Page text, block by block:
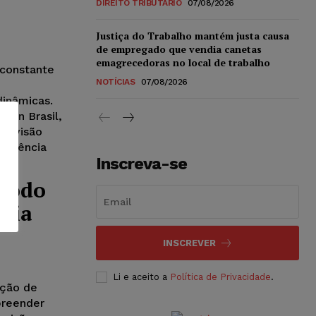
Brasil,
divisão
de
DIREITO TRIBUTÁRIO 07/08/2026
Justiça do Trabalho mantém justa causa
de empregado que vendia canetas
emagrecedoras no local de trabalho
NOTÍCIAS 07/08/2026
Inscreva-se
INSCREVER
Li e aceito a Política de Privacidade.